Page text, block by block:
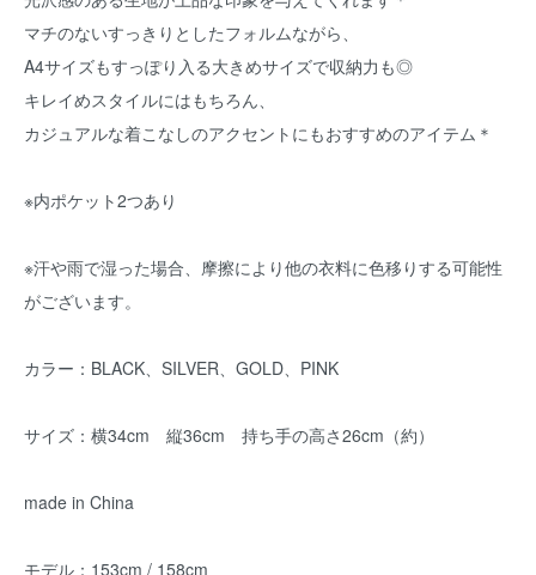
マチのないすっきりとしたフォルムながら、
A4サイズもすっぽり入る大きめサイズで収納力も◎
キレイめスタイルにはもちろん、
カジュアルな着こなしのアクセントにもおすすめのアイテム＊
※内ポケット2つあり
※汗や雨で湿った場合、摩擦により他の衣料に色移りする可能性
がございます。
カラー：BLACK、SILVER、GOLD、PINK
サイズ：横34cm 縦36cm 持ち手の高さ26cm（約）
made in China
モデル：153cm / 158cm